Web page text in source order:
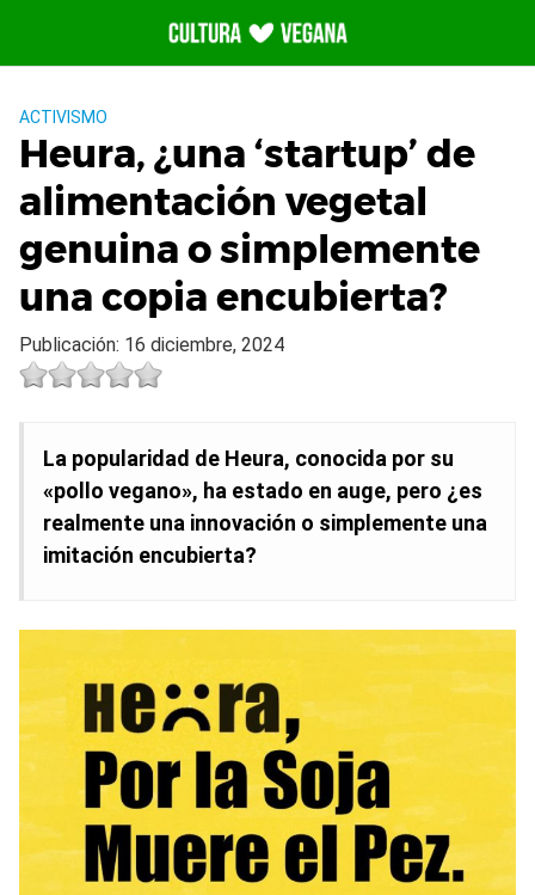
contenido
ACTIVISMO
Heura, ¿una ‘startup’ de
alimentación vegetal
genuina o simplemente
una copia encubierta?
Publicación: 16 diciembre, 2024
La popularidad de Heura, conocida por su
«pollo vegano», ha estado en auge, pero ¿es
realmente una innovación o simplemente una
imitación encubierta?